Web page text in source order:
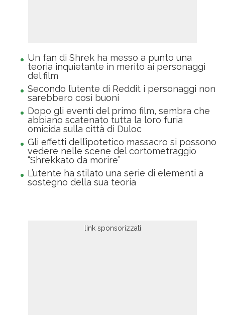
Un fan di Shrek ha messo a punto una
teoria inquietante in merito ai personaggi
del film
Secondo l’utente di Reddit i personaggi non
sarebbero così buoni
Dopo gli eventi del primo film, sembra che
abbiano scatenato tutta la loro furia
omicida sulla città di Duloc
Gli effetti dell’ipotetico massacro si possono
vedere nelle scene del cortometraggio
“Shrekkato da morire”
L’utente ha stilato una serie di elementi a
sostegno della sua teoria